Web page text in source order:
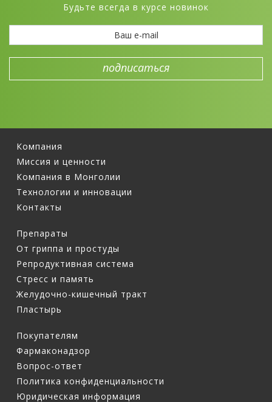
Будьте всегда в курсе новинок
Компания
Миссия и ценности
Компания в Монголии
Технологии и инновации
Контакты
Препараты
От гриппа и простуды
Репродуктивная система
Стресс и память
Желудочно-кишечный тракт
Пластырь
Покупателям
Фармаконадзор
Вопрос-ответ
Политика конфиденциальности
Юридическая информация